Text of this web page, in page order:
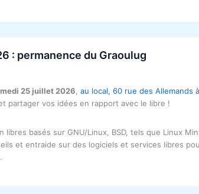
: permanence du Graoulug
25 juillet 2026 au local, 60 rue des Allemands
partager vos idées en rapport avec le libre !
libres basés sur GNU/Linux, BSD, tels que Linux
et entraide sur des logiciels et services libres